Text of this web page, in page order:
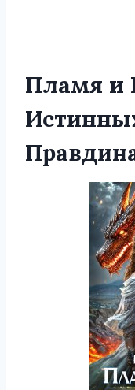
Пламя и